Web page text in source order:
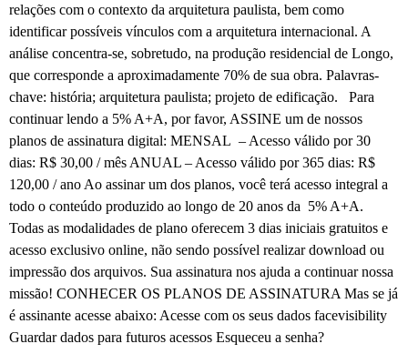
relações com o contexto da arquitetura paulista, bem como
identificar possíveis vínculos com a arquitetura internacional. A
análise concentra-se, sobretudo, na produção residencial de Longo,
que corresponde a aproximadamente 70% de sua obra. Palavras-
chave: história; arquitetura paulista; projeto de edificação. Para
continuar lendo a 5% A+A, por favor, ASSINE um de nossos
planos de assinatura digital: MENSAL – Acesso válido por 30
dias: R$ 30,00 / mês ANUAL – Acesso válido por 365 dias: R$
120,00 / ano Ao assinar um dos planos, você terá acesso integral a
todo o conteúdo produzido ao longo de 20 anos da 5% A+A.
Todas as modalidades de plano oferecem 3 dias iniciais gratuitos e
acesso exclusivo online, não sendo possível realizar download ou
impressão dos arquivos. Sua assinatura nos ajuda a continuar nossa
missão! CONHECER OS PLANOS DE ASSINATURA Mas se já
é assinante acesse abaixo: Acesse com os seus dados facevisibility
Guardar dados para futuros acessos Esqueceu a senha?